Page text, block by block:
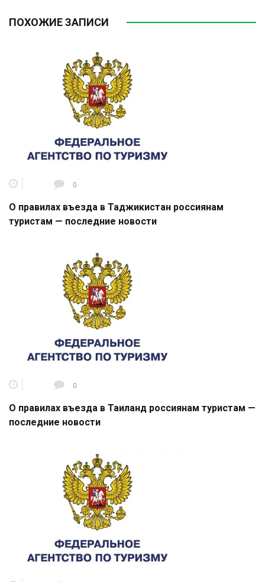
ПОХОЖИЕ ЗАПИСИ
0
О правилах въезда в Таджикистан россиянам
туристам — последние новости
0
О правилах въезда в Таиланд россиянам туристам —
последние новости